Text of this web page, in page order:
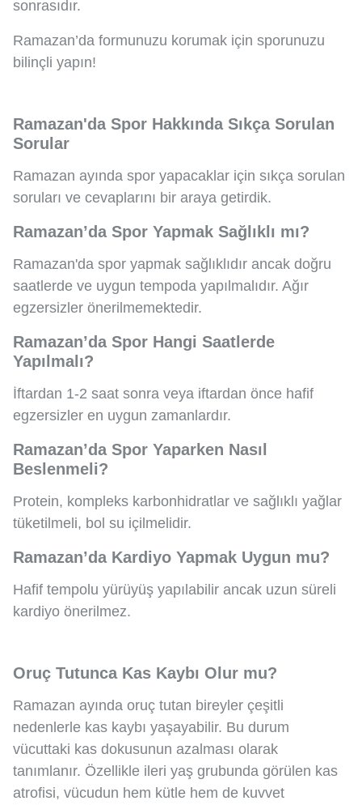
sonrasıdır.
Ramazan’da formunuzu korumak için sporunuzu
bilinçli yapın!
Ramazan'da Spor Hakkında Sıkça Sorulan
Sorular
Ramazan ayında spor yapacaklar için sıkça sorulan
soruları ve cevaplarını bir araya getirdik.
Ramazan’da Spor Yapmak Sağlıklı mı?
Ramazan'da spor yapmak sağlıklıdır ancak doğru
saatlerde ve uygun tempoda yapılmalıdır. Ağır
egzersizler önerilmemektedir.
Ramazan’da Spor Hangi Saatlerde
Yapılmalı?
İftardan 1-2 saat sonra veya iftardan önce hafif
egzersizler en uygun zamanlardır.
Ramazan’da Spor Yaparken Nasıl
Beslenmeli?
Protein, kompleks karbonhidratlar ve sağlıklı yağlar
tüketilmeli, bol su içilmelidir.
Ramazan’da Kardiyo Yapmak Uygun mu?
Hafif tempolu yürüyüş yapılabilir ancak uzun süreli
kardiyo önerilmez.
Oruç Tutunca Kas Kaybı Olur mu?
Ramazan ayında oruç tutan bireyler çeşitli
nedenlerle kas kaybı yaşayabilir. Bu durum
vücuttaki kas dokusunun azalması olarak
tanımlanır. Özellikle ileri yaş grubunda görülen kas
atrofisi, vücudun hem kütle hem de kuvvet